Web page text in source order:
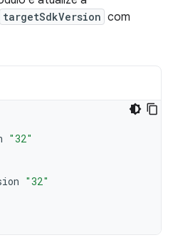
targetSdkVersion com
"32"
"32"